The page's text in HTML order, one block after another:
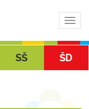
SŠ ŠD